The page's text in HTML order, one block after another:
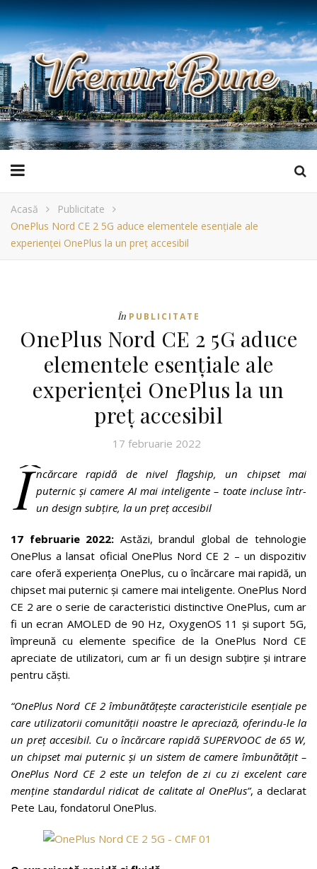
Acasă
Publicitate
OnePlus Nord CE 2 5G aduce elementele esențiale ale
experienței OnePlus la un preț accesibil
În PUBLICITATE
OnePlus Nord CE 2 5G aduce
elementele esențiale ale
experienței OnePlus la un
preț accesibil
17 februarie 2022
Î ncărcare rapidă de nivel flagship, un chipset mai
puternic și camere AI mai inteligente – toate incluse într-
un design subțire, la un preț accesibil
17 februarie 2022: Astăzi, brandul global de tehnologie
OnePlus a lansat oficial OnePlus Nord CE 2 – un dispozitiv
care oferă experiența OnePlus, cu o încărcare mai rapidă, un
chipset mai puternic și camere mai inteligente. OnePlus Nord
CE 2 are o serie de caracteristici distinctive OnePlus, cum ar
fi un ecran AMOLED de 90 Hz, OxygenOS 11 și suport 5G,
împreună cu elemente specifice de la OnePlus Nord CE
apreciate de utilizatori, cum ar fi un design subțire și intrare
pentru căști.
“OnePlus Nord CE 2 îmbunătățește caracteristicile esențiale pe
care utilizatorii comunității noastre le apreciază, oferindu-le la
un preț accesibil. Cu o încărcare rapidă SUPERVOOC de 65 W,
un chipset mai puternic și un sistem de camere îmbunătățit –
OnePlus Nord CE 2 este un telefon de zi cu zi excelent care
menține standardul ridicat de calitate al OnePlus”, a declarat
Pete Lau, fondatorul OnePlus.